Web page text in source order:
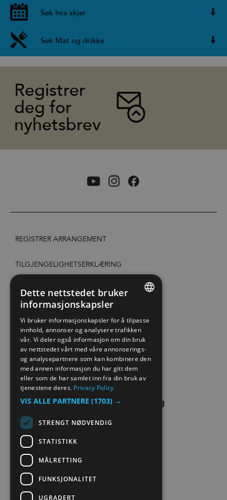
Søk hva skjer
Søk Mat og drikke
Registrer
deg for
nyhetsbrev
REGISTRER ARRANGEMENT
TILGJENGELIGHETSERKLÆRING
PERSONVERN & COOKIES
EXTRANET
KONTAKT OSS
NORWEGIAN
GERMAN
Dette nettstedet bruker
informasjonskapsler
Vi bruker informasjonskapsler for å tilpasse
innhold, annonser og analysere trafikken
vår. Vi deler også informasjon om din bruk
av nettstedet vårt med våre annonserings-
og analysepartnere som kan kombinere den
med annen informasjon du har gitt dem
eller som de har samlet inn fra din bruk av
tjenestene deres. Privacy Policy
VIS ALLE PARTNERE (1703) →
STRENGT NØDVENDIG
STATISTIKK
MÅLRETTING
FUNKSJONALITET
UGRADERT